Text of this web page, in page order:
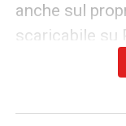
anche sul
scaricabile su